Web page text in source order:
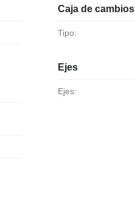
Caja de cambios
Tipo:
Ejes
Ejes: